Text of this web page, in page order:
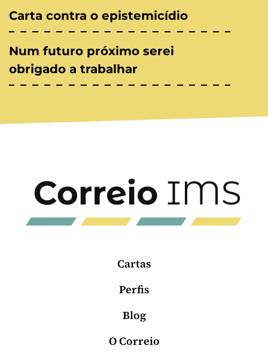
Carta contra o epistemicídio
Num futuro próximo serei
obrigado a trabalhar
Cartas
Perfis
Blog
O Correio